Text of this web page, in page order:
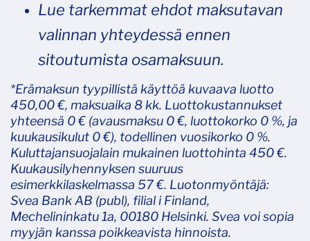
Lue tarkemmat ehdot maksutavan
valinnan yhteydessä ennen
sitoutumista osamaksuun.
*Erämaksun tyypillistä käyttöä kuvaava luotto
450,00 €, maksuaika 8 kk. Luottokustannukset
yhteensä 0 € (avausmaksu 0 €, luottokorko 0 %, ja
kuukausikulut 0 €), todellinen vuosikorko 0 %.
Kuluttajansuojalain mukainen luottohinta 450 €.
Kuukausilyhennyksen suuruus
esimerkkilaskelmassa 57 €. Luotonmyöntäjä:
Svea Bank AB (publ), filial i Finland,
Mechelininkatu 1a, 00180 Helsinki. Svea voi sopia
myyjän kanssa poikkeavista hinnoista.